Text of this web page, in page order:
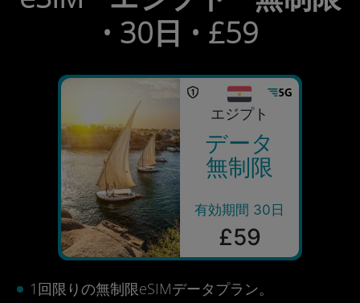
• 30日 • £59
エジプト
データ
無制限
有効期間 30日
£59
1回限りの無制限eSIMデータプラン。